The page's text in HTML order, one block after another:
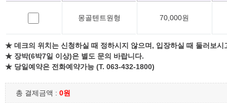
몽골텐트원형 70,000원
★ 데크의 위치는 신청하실 때 정하시지 않으며, 입장하실 때 둘러보시
★ 장박(6박7일 이상)은 별도 문의 바랍니다.
★ 당일예약은 전화예약가능 (T. 063-432-1800)
총 결제금액 : 0원